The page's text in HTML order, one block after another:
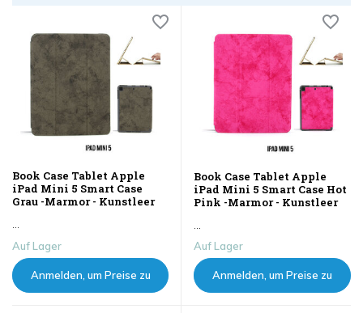
Book Case Tablet Apple
iPad Mini 5 Smart Case
Grau -Marmor - Kunstleer
...
Auf Lager
Anmelden, um Preise zu
Book Case Tablet Apple
iPad Mini 5 Smart Case Hot
Pink -Marmor - Kunstleer
...
Auf Lager
Anmelden, um Preise zu